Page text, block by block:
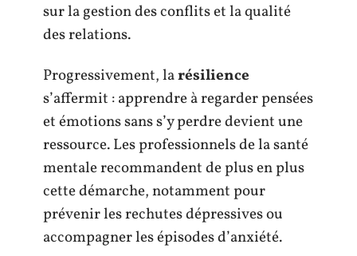
sur la gestion des conflits et la qualité
des relations.
Progressivement, larésilience
s’affermit : apprendre à regarder pensées
et émotions sans s’y perdre devient une
ressource. Les professionnels de la santé
mentale recommandent de plus en plus
cette démarche, notamment pour
prévenir les rechutes dépressives ou
accompagner les épisodes d’anxiété.